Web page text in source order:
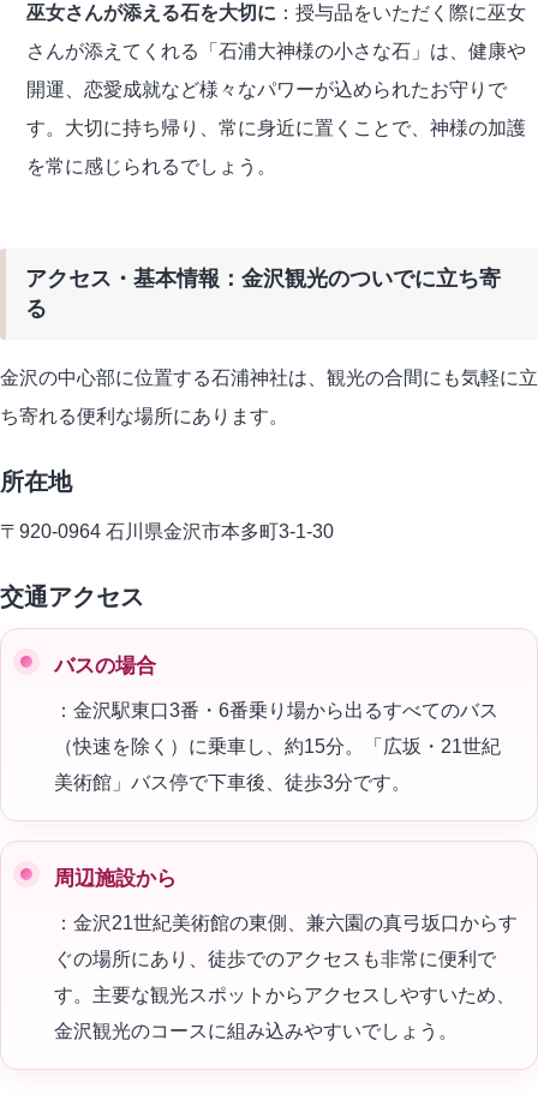
巫女さんが添える石を大切に ：授与品をいただく際に巫女
さんが添えてくれる「石浦大神様の小さな石」は、健康や
開運、恋愛成就など様々なパワーが込められたお守りで
す。大切に持ち帰り、常に身近に置くことで、神様の加護
を常に感じられるでしょう。
アクセス・基本情報：金沢観光のついでに立ち寄
る
金沢の中心部に位置する石浦神社は、観光の合間にも気軽に立
ち寄れる便利な場所にあります。
所在地
〒920-0964 石川県金沢市本多町3-1-30
交通アクセス
バスの場合
：金沢駅東口3番・6番乗り場から出るすべてのバス
（快速を除く）に乗車し、約15分。「広坂・21世紀
美術館」バス停で下車後、徒歩3分です。
周辺施設から
：金沢21世紀美術館の東側、兼六園の真弓坂口からす
ぐの場所にあり、徒歩でのアクセスも非常に便利で
す。主要な観光スポットからアクセスしやすいため、
金沢観光のコースに組み込みやすいでしょう。